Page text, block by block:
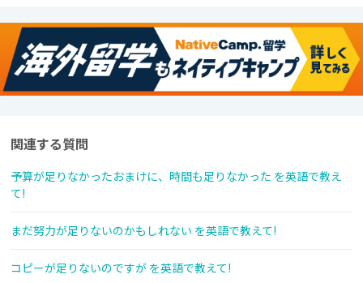
関連する質問
予算が足りなかったおまけに、時間も足りなかった を英語で教え
て!
まだ努力が足りないのかもしれない を英語で教えて!
コピーが足りないのですが を英語で教えて!